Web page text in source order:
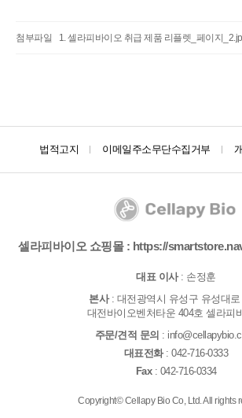
첨부파일 셀라피바이오 취급 제품 리플렛_페이지
법적고지 이메일주소무단수집거부
셀라피바이오 쇼핑몰 : https://
대표 이사: 손정훈
본사: 대전광역시 유성구 유성대로
대전바이오벤처타운 404호 셀라피
주문/견적 문의 :
대표전화:042-716-0333
Fax: 042-716-0334
Copyright© Cellapy Bio Co, Ltd. All rights